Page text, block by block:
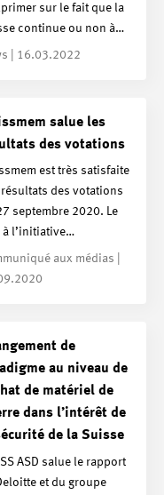
sur le fait que la
continue ou non à…
| 16.03.2022
salue les
des votations
est très satisfaite
résultats des votations
septembre 2020. Le
à l’initiative…
aux médias |
de
au niveau de
de matériel de
dans l’intérêt de
de la Suisse
ASD salue le rapport
et du groupe